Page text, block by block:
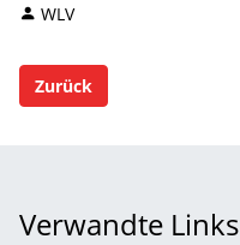
WLV
Zurück
Verwandte Links